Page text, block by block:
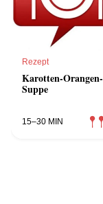
Rezept
Karotten-Orangen-
Suppe
15–30 MIN